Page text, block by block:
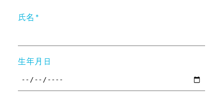
氏名*
生年月日